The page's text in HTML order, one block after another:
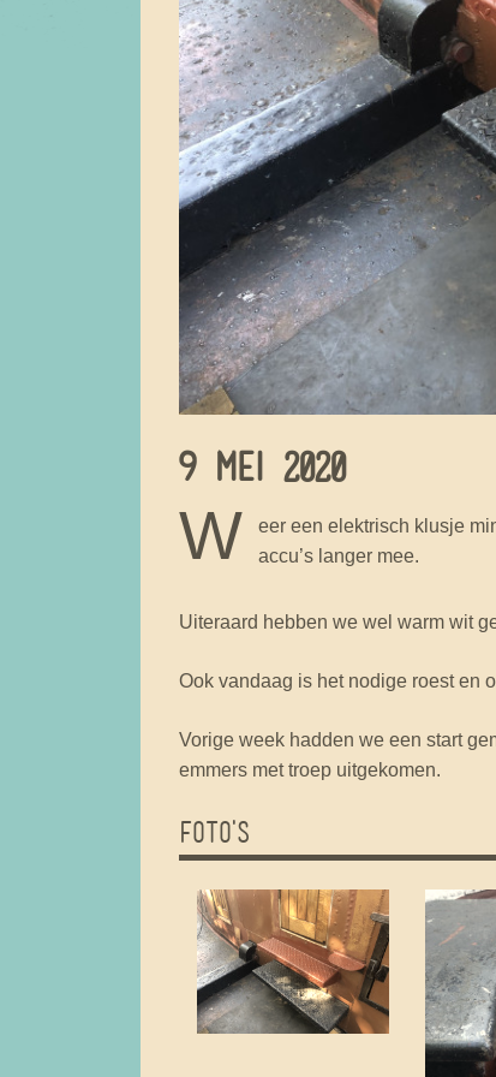
9 MEI 2020
W
eer een elektrisch klusje
accu’s langer mee.
Uiteraard hebben we wel warm wit
Ook vandaag is het nodige roest en
Vorige week hadden we een start
emmers met troep uitgekomen.
FOTO'S